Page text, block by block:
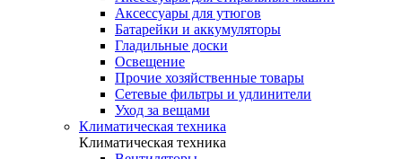
Аксессуары для утюгов
Батарейки и аккумуляторы
Гладильные доски
Освещение
Прочие хозяйственные товары
Сетевые фильтры и удлинители
Уход за вещами
Климатическая техника
Климатическая техника